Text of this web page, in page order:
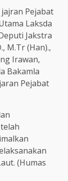
Pejabat
Laksda
Jakstra
M.Tr (Han).,
Irawan,
Bakamla
Pejabat
(Humas